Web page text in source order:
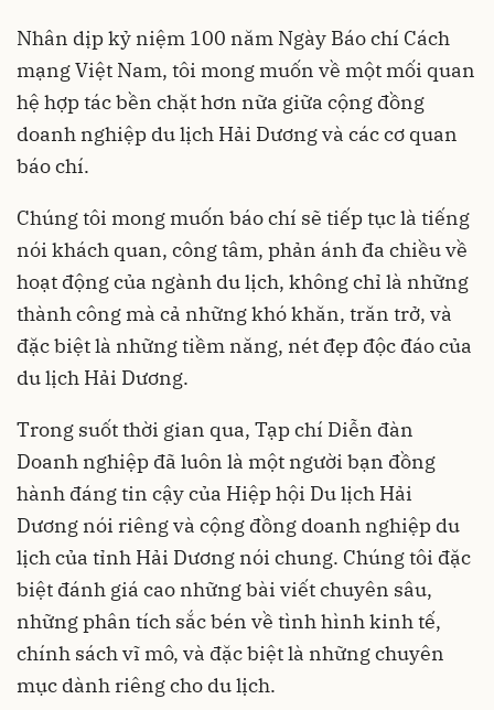
Nhân dịp kỷ niệm 100 năm Ngày Báo chí Cách
mạng Việt Nam, tôi mong muốn về một mối quan
hệ hợp tác bền chặt hơn nữa giữa cộng đồng
doanh nghiệp du lịch Hải Dương và các cơ quan
báo chí.
Chúng tôi mong muốn báo chí sẽ tiếp tục là tiếng
nói khách quan, công tâm, phản ánh đa chiều về
hoạt động của ngành du lịch, không chỉ là những
thành công mà cả những khó khăn, trăn trở, và
đặc biệt là những tiềm năng, nét đẹp độc đáo của
du lịch Hải Dương.
Trong suốt thời gian qua, Tạp chí Diễn đàn
Doanh nghiệp đã luôn là một người bạn đồng
hành đáng tin cậy của Hiệp hội Du lịch Hải
Dương nói riêng và cộng đồng doanh nghiệp du
lịch của tỉnh Hải Dương nói chung. Chúng tôi đặc
biệt đánh giá cao những bài viết chuyên sâu,
những phân tích sắc bén về tình hình kinh tế,
chính sách vĩ mô, và đặc biệt là những chuyên
mục dành riêng cho du lịch.